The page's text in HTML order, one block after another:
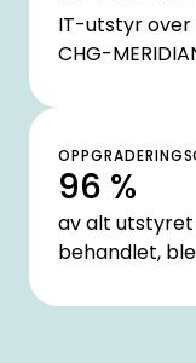
IT-utstyr over
CHG-
96 %
av alt utstyret
behandlet,